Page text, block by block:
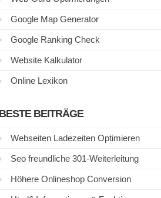
Google Map Generator
Google Ranking Check
Website Kalkulator
Online Lexikon
BESTE BEITRÄGE
Webseiten Ladezeiten Optimieren
Seo freundliche 301-Weiterleitung
Höhere Onlineshop Conversion